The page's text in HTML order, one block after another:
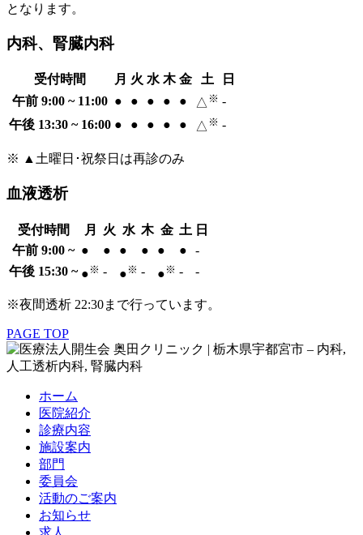
となります。
内科、腎臓内科
受付時間 月 火 水 木 金 土
日
午前 9:00 ~ 11:00 ● ● ● ● ● △ ※ -
午後 13:30 ~ 16:00 ● ● ● ● ● △ ※ -
※ ▲土曜日･祝祭日は再診のみ
血液透析
受付時間 月 火 水 木 金 土 日
午前 9:00 ~ ● ● ● ● ● ●
-
午後 15:30 ~ ● ※ - ● ※ - ● ※ - -
※夜間透析 22:30まで行っています。
PAGE TOP
ホーム
医院紹介
診療内容
施設案内
部門
委員会
活動のご案内
お知らせ
求人